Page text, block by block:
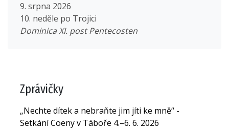
9. srpna 2026
10. neděle po Trojici
Dominica XI. post Pentecosten
Zprávičky
„Nechte dítek a nebraňte jim jíti ke mně“ -
Setkání Coeny v Táboře 4.–6. 6. 2026